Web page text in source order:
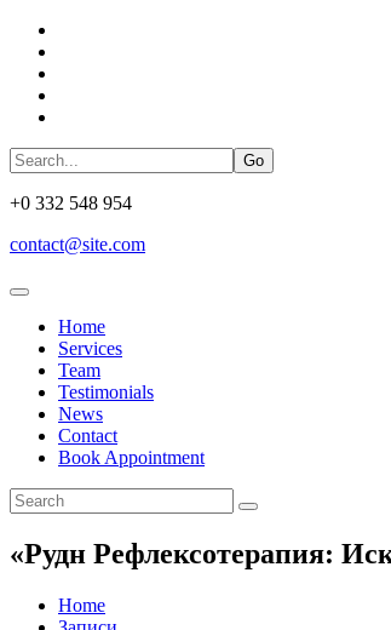
Go
+0 332 548 954
contact@site.com
Home
Services
Team
Testimonials
News
Contact
Book Appointment
«Рудн Рефлексотерапия:
Home